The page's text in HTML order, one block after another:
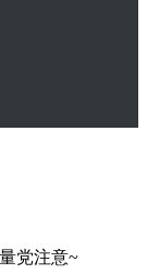
党注意~